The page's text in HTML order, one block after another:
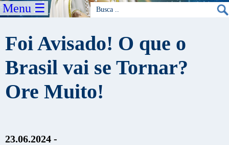
Menu ☰
Foi Avisado! O que o
Brasil vai se Tornar?
Ore Muito!
23.06.2024 -